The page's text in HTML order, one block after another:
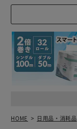
HOME 日用品・消耗品